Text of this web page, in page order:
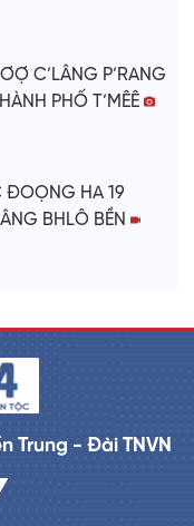
C’LÂNG P’RANG
PHỐ T’MÊÊ
ĐOỌNG HA 19
BHLÔ BỀN
Trung - Đài TNVN